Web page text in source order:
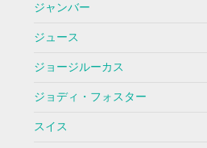
ジャンバー
ジュース
ジョージルーカス
ジョディ・フォスター
スイス